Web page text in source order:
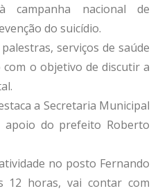
nacional de
do suicídio.
serviços de saúde
o objetivo de discutir a
a Secretaria Municipal
apoio do prefeito Roberto
no posto Fernando
12 horas, vai contar com